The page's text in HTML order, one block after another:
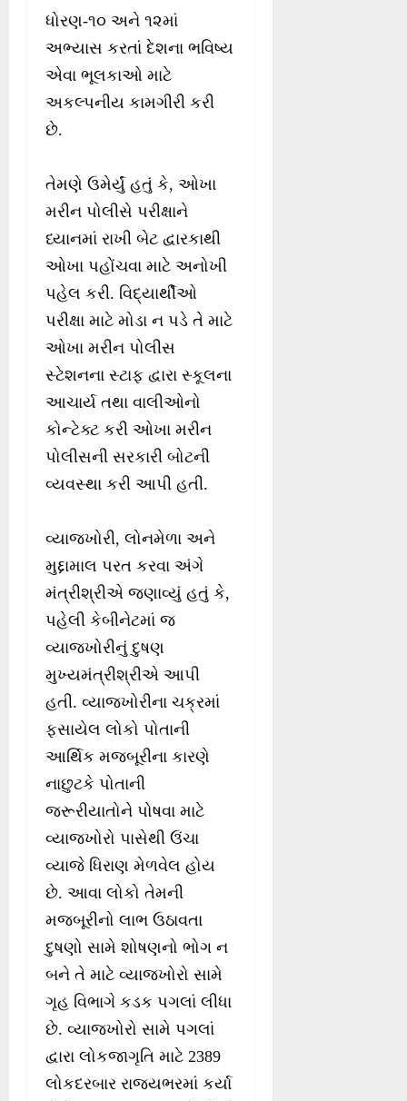
ધોરણ-૧૦ અને ૧૨માં
અભ્યાસ કરતાં દેશના ભવિષ્ય
એવા ભૂલકાઓ માટે
અકલ્પનીય કામગીરી કરી
છે.
તેમણે ઉમેર્યું હતું કે, ઓખા
મરીન પોલીસે પરીક્ષાને
ધ્યાનમાં રાખી બેટ દ્વારકાથી
ઓખા પહોંચવા માટે અનોખી
પહેલ કરી. વિદ્યાર્થીઓ
પરીક્ષા માટે મોડા ન પડે તે માટે
ઓખા મરીન પોલીસ
સ્ટેશનના સ્ટાફ દ્વારા સ્કૂલના
આચાર્ય તથા વાલીઓનો
કોન્ટેક્ટ કરી ઓખા મરીન
પોલીસની સરકારી બોટની
વ્યવસ્થા કરી આપી હતી.
વ્યાજખોરી, લોનમેળા અને
મુદ્દામાલ પરત કરવા અંગે
મંત્રીશ્રીએ જણાવ્યું હતું કે,
પહેલી કેબીનેટમાં જ
વ્યાજખોરીનું દુષણ
મુખ્યમંત્રીશ્રીએ આપી
હતી. વ્યાજખોરીના ચક્રમાં
ફસાયેલ લોકો પોતાની
આર્થિક મજબૂરીના કારણે
નાછુટકે પોતાની
જરૂરીયાતોને પોષવા માટે
વ્યાજખોરો પાસેથી ઉંચા
વ્યાજે ધિરાણ મેળવેલ હોય
છે. આવા લોકો તેમની
મજબૂરીનો લાભ ઉઠાવતા
દુષણો સામે શોષણનો ભોગ ન
બને તે માટે વ્યાજખોરો સામે
ગૃહ વિભાગે કડક પગલાં લીધા
છે. વ્યાજખોરો સામે પગલાં
દ્વારા લોકજાગૃતિ માટે 2389
લોકદરબાર રાજ્યભરમાં કર્યા